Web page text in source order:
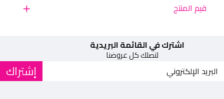
قيم المنتج
اشترك في القائمة البريدية
لتصلك كل عروضنا
إشتراك